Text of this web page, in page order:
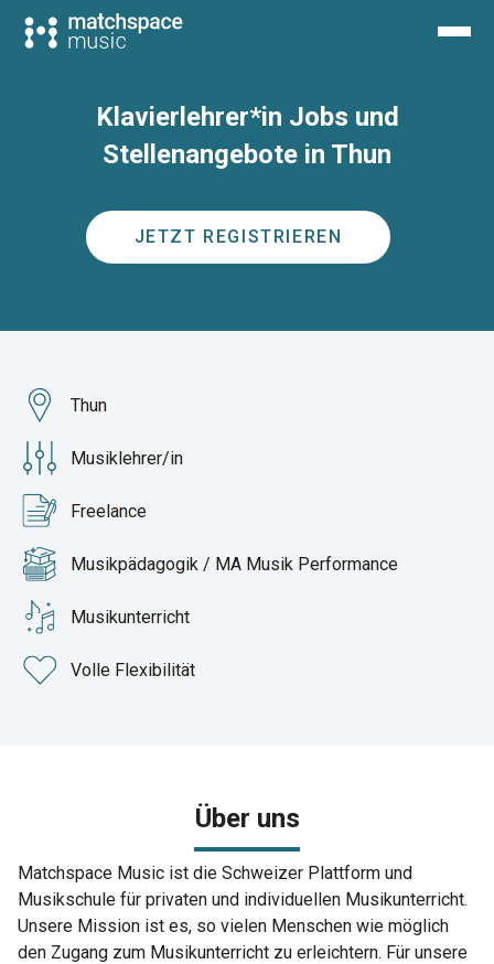
Klavierlehrer*in Jobs und
Stellenangebote in Thun
JETZT REGISTRIEREN
Thun
Musiklehrer/in
Freelance
Musikpädagogik / MA Musik Performance
Musikunterricht
Volle Flexibilität
Über uns
Matchspace Music ist die Schweizer Plattform und
Musikschule für privaten und individuellen Musikunterricht.
Unsere Mission ist es, so vielen Menschen wie möglich
den Zugang zum Musikunterricht zu erleichtern. Für unsere